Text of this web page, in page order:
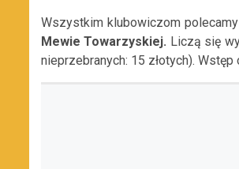
Wszystkim klubowiczom
Mewie Towarzyskiej. Liczą się
nieprzebranych: 15 złotych). Wstęp